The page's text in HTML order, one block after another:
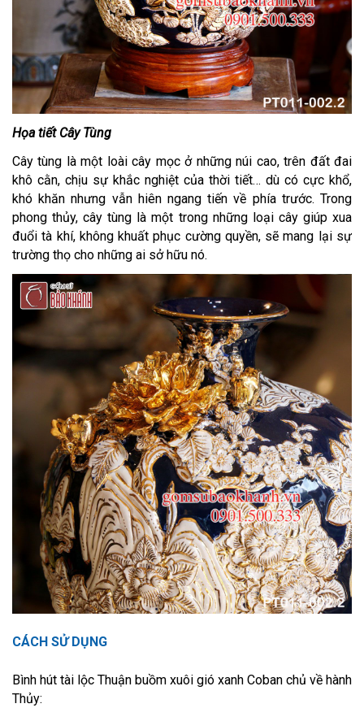
Họa tiết Cây Tùng
Cây tùng là một loài cây mọc ở những núi cao, trên đất đai
khô cằn, chịu sự khắc nghiệt của thời tiết… dù có cực khổ,
khó khăn nhưng vẫn hiên ngang tiến về phía trước. Trong
phong thủy, cây tùng là một trong những loại cây giúp xua
đuổi tà khí, không khuất phục cường quyền, sẽ mang lại sự
trường thọ cho những ai sở hữu nó.
CÁCH SỬ DỤNG
Bình hút tài lộc Thuận buồm xuôi gió xanh Coban chủ về hành
Thủy: